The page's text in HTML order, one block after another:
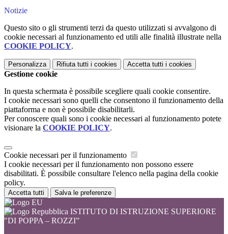
Notizie
Questo sito o gli strumenti terzi da questo utilizzati si avvalgono di
cookie necessari al funzionamento ed utili alle finalità illustrate nella
COOKIE POLICY.
Personalizza Rifiuta tutti i cookies Accetta tutti i cookies
Gestione cookie
In questa schermata è possibile scegliere quali cookie consentire.
I cookie necessari sono quelli che consentono il funzionamento della
piattaforma e non è possibile disabilitarli.
Per conoscere quali sono i cookie necessari al funzionamento potete
visionare la COOKIE POLICY.
Cookie necessari per il funzionamento
I cookie necessari per il funzionamento non possono essere
disabilitati. È possibile consultare l'elenco nella pagina della cookie
policy.
Accetta tutti Salva le preferenze
ISTITUTO DI ISTRUZIONE SUPERIORE
"DI POPPA – ROZZI”